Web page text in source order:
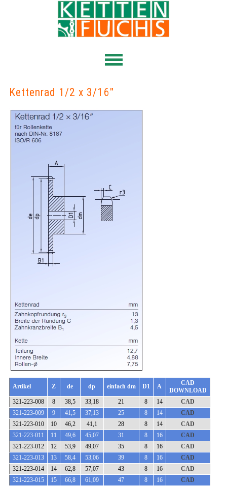
Kettenrad 1/2 x 3/16"
Artikel Z de dp einfach dm D1 A
CAD
DOWNLOAD
321-223-008
8 38,5 33,18 21 8 14
CAD
321-223-009
9 41,5 37,13 25 8 14
CAD
321-223-010
10 46,2 41,1 28 8 14
CAD
321-223-011
11 49,6 45,07 31 8 16
CAD
321-223-012
12 53,9 49,07 35 8 16
CAD
321-223-013
13 58,4 53,06 39 8 16
CAD
321-223-014
14 62,8 57,07 43 8 16
CAD
321-223-015
15 66,8 61,09 47 8 16
CAD